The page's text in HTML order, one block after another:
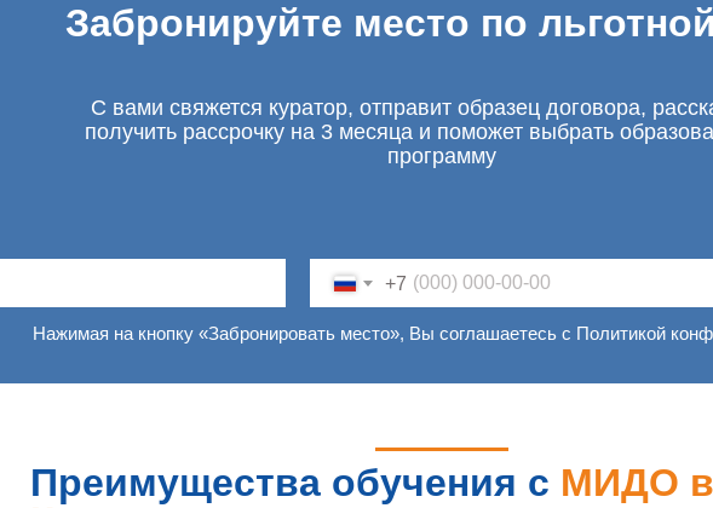
Забронируйте место по
С вами свяжется куратор, отправит образец договора,
получить рассрочку на 3 месяца и поможет выбрать
программу
+7
Нажимая на кнопку «Забронировать место», Вы соглашаетесь с Политикой
Преимущества обучения с МИДО в